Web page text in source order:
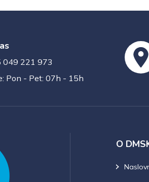
049 221 973
Pon - Pet: 07h - 15h
O